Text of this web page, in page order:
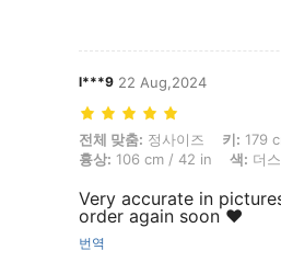
l***9 22 Aug,2024
전체 맞춤: 정사이즈, 키: 179 cm /
전체 맞춤: 정사이즈 키: 179
흉상: 106 cm / 42 in 색: 더
Very accurate in
order again soon ❤️
번역